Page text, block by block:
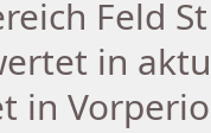
Feld
in
in